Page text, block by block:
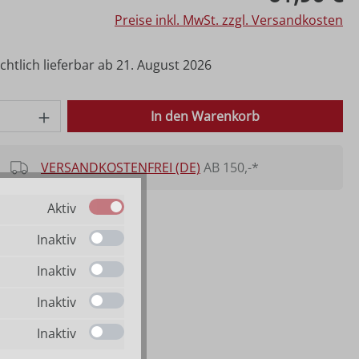
Preise inkl. MwSt. zzgl. Versandkosten
lieferbar ab 21. August 2026
Anzahl: Gib den gewünschten Wert
In den Warenkorb
VERSANDKOSTENFREI (DE) AB 150,-*
Aktiv
Inaktiv
Inaktiv
Inaktiv
Inaktiv